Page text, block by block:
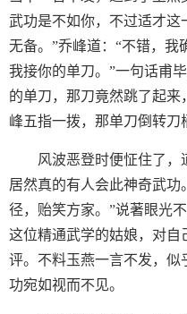
武功是不如你，不过适才
无备。”乔峰道：“不错，我
我接你的单刀。”一句话甫
的单刀，那刀竟然跳了起
峰五指一拨，那单刀倒转刀
风波恶登时便怔住了
居然真的有人会此神奇武功
径，贻笑方家。”说著眼光
这位精通武学的姑娘，对自
评。不料玉燕一言不发，
功宛如视而不见。